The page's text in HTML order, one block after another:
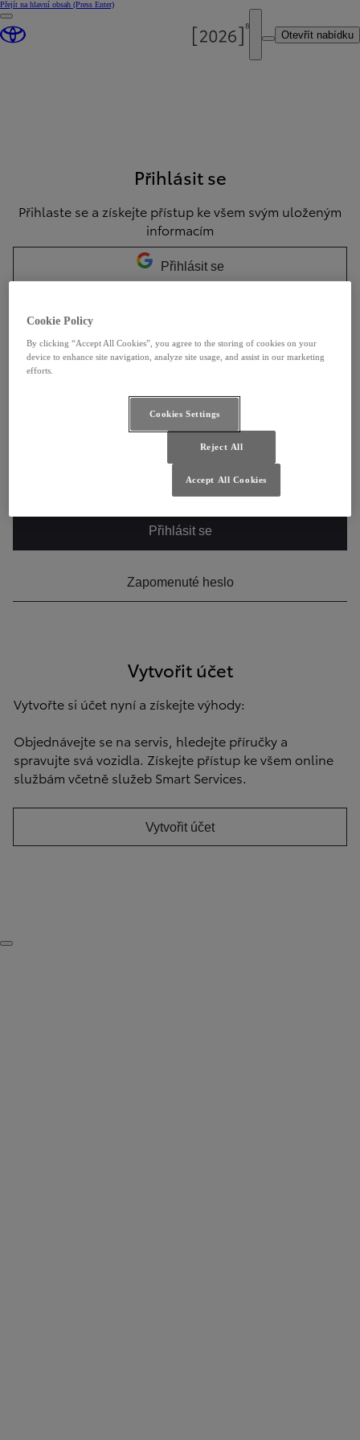
Přejít na hlavní obsah (Press Enter)
Otevřít nabídku
Přihlásit se
Přihlaste se a získejte přístup ke všem svým uloženým
informacím
Přihlásit se
NEBO
Přihlásit se
Zapomenuté heslo
Vytvořit účet
Vytvořte si účet nyní a získejte výhody:
Objednávejte se na servis, hledejte příručky a
spravujte svá vozidla. Získejte přístup ke všem online
službám včetně služeb Smart Services.
Vytvořit účet
Cookie Policy
By clicking “Accept All Cookies”, you agree to the storing of cookies on your
device to enhance site navigation, analyze site usage, and assist in our marketing
efforts.
Cookies Settings
Reject All
Accept All Cookies